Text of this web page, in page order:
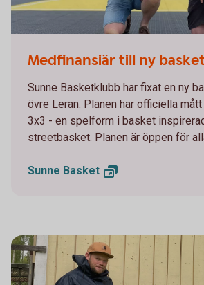
Medfinansiär till ny
Sunne Basketklubb har fixat en ny
övre Leran. Planen har officiella
3x3 - en spelform i basket
streetbasket. Planen är öppen för
Sunne Basket